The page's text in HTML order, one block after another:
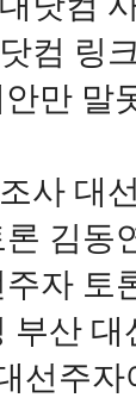
컴 링
만 말
사 대
론 김동
자 토
부산
선주